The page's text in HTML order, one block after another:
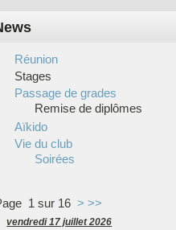
Réunion
Stages
Passage de grades
Remise de diplômes
Aïkido
Vie du club
Soirées
1 sur 16 > >>
vendredi 17 juillet 2026